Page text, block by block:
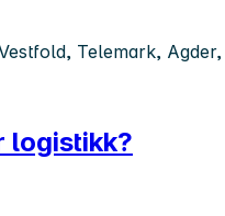
Telemark,
logistikk?